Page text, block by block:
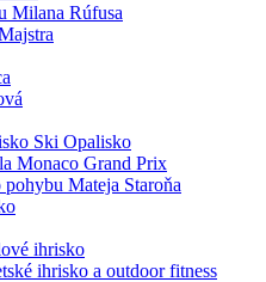
Milana Rúfusa
Ski Opalisko
Monaco Grand Prix
pohybu Mateja Staroňa
ihrisko
ihrisko a outdoor fitness